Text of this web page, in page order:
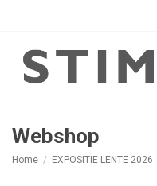
Webshop
Home EXPOSITIE LENTE 2026